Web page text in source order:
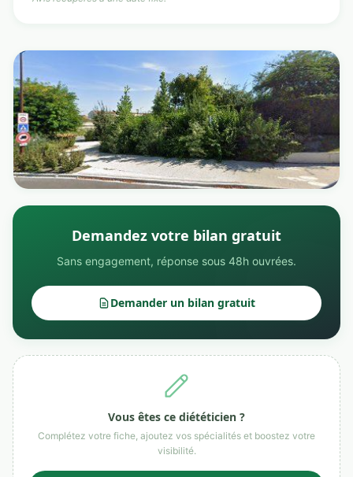
Demandez votre bilan gratuit
Sans engagement, réponse sous 48h ouvrées.
Demander un bilan gratuit
Vous êtes ce diététicien ?
Complétez votre fiche, ajoutez vos spécialités et boostez votre
visibilité.